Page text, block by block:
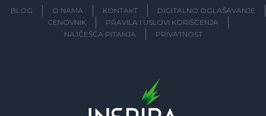
BLOG O NAMA KONTAKT
DIGITALNO OGLAŠAVANJE
CENOVNIK
PRAVILA I USLOVI KORIŠĆENJA
NAJČEŠĆA PITANJA
PRIVATNOST